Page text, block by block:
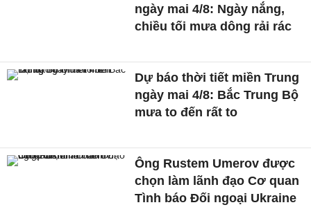
ngày mai 4/8: Ngày nắng,
chiều tối mưa dông rải rác
Dự báo thời tiết miền Trung
ngày mai 4/8: Bắc Trung Bộ
mưa to đến rất to
Ông Rustem Umerov được
chọn làm lãnh đạo Cơ quan
Tình báo Đối ngoại Ukraine